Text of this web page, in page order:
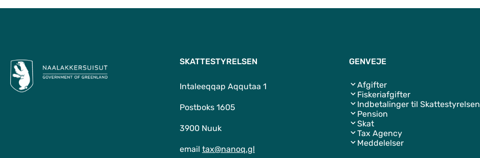
SKATTESTYRELSEN
Intaleeqqap Aqqutaa 1
Postboks 1605
3900 Nuuk
email tax@nanoq.gl
GENVEJE
Afgifter
Fiskeriafgifter
Indbetalinger til Skattestyrelsen
Pension
Skat
Tax Agency
Meddelelser